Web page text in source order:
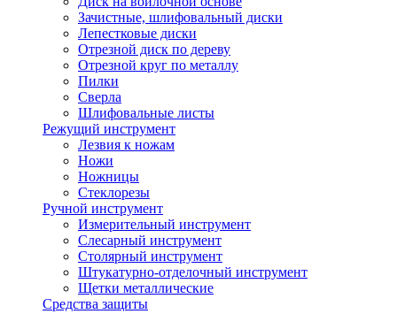
Зачистные, шлифовальный диски
Лепестковые диски
Отрезной диск по дереву
Отрезной круг по металлу
Пилки
Сверла
Шлифовальные листы
Режущий инструмент
Лезвия к ножам
Ножи
Ножницы
Стеклорезы
Ручной инструмент
Измерительный инструмент
Слесарный инструмент
Столярный инструмент
Штукатурно-отделочный инструмент
Щетки металлические
Средства защиты